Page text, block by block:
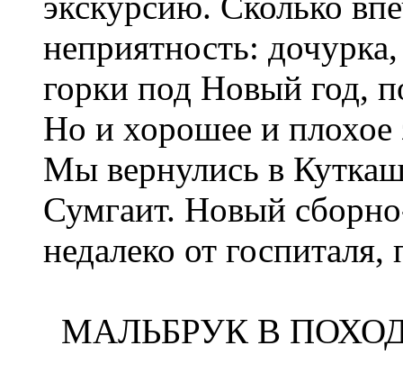
неприятность:
горки под Новый год,
Но и хорошее и плохое
Мы вернулись в
Сумгаит. Новый
недалеко от
МАЛЬБРУК В